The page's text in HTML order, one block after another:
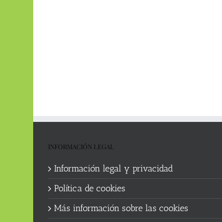
INFORMACIÓN LEGAL
Información legal y privacidad
Política de cookies
Más información sobre las cookies